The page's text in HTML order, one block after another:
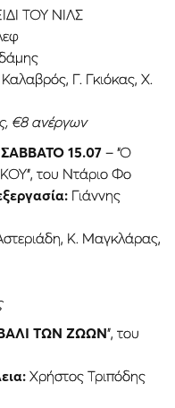
ΤΟΥ ΝΙΛΣ
Γ. Γκιόκας, Χ.
€8 ανέργων
15.07 – “Ο
του Ντάριο Φο
Γιάννης
Κ. Μαγκλάρας,
ΤΩΝ ΖΩΩΝ”, του
Χρήστος Τριπόδης